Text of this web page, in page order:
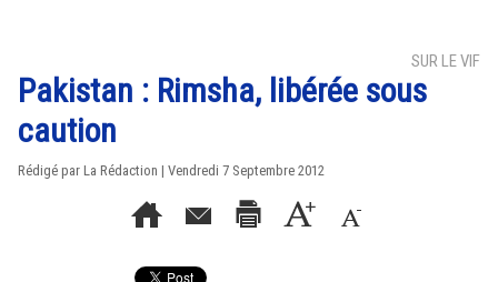
SUR LE VIF
Pakistan : Rimsha, libérée sous
caution
Rédigé par La Rédaction | Vendredi 7 Septembre 2012